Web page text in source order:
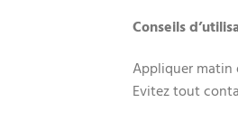
Conseils
Appliquer matin
Evitez tout